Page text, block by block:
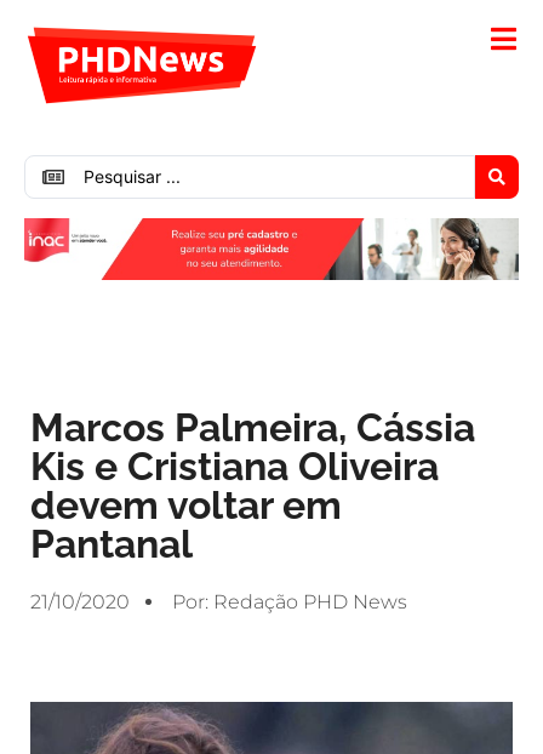
Marcos Palmeira, Cássia
Kis e Cristiana Oliveira
devem voltar em
Pantanal
21/10/2020 Por: Redação PHD News